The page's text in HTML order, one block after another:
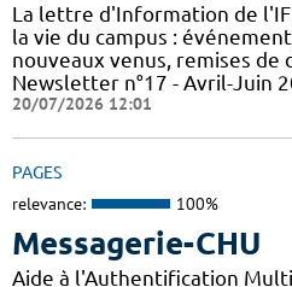
La lettre d'Information de
la vie du campus :
nouveaux venus, remises de
Newsletter n°17 - Avril-Juin
20/07/2026 12:01
PAGES
relevance: 100%
Messagerie-CHU
Aide à l'Authentification